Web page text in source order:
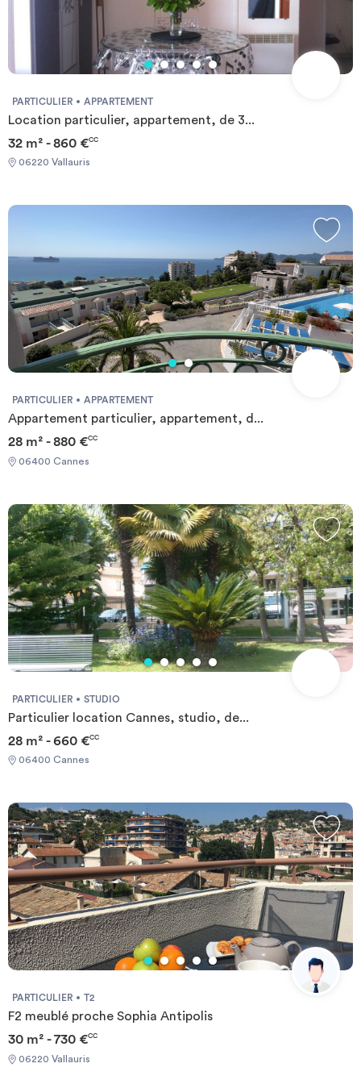
PARTICULIER APPARTEMENT
Location particulier, appartement, de 3...
32 m² - 860 €CC
06220 Vallauris
PARTICULIER APPARTEMENT
Appartement particulier, appartement, d...
28 m² - 880 €CC
06400 Cannes
PARTICULIER STUDIO
Particulier location Cannes, studio, de...
28 m² - 660 €CC
06400 Cannes
PARTICULIER T2
F2 meublé proche Sophia Antipolis
30 m² - 730 €CC
06220 Vallauris